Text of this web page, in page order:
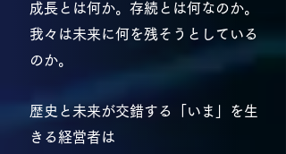
成長とは何か。存続とは何なのか。
我々は未来に何を残そうとしている
のか。
歴史と未来が交錯する「いま」を生
きる経営者は